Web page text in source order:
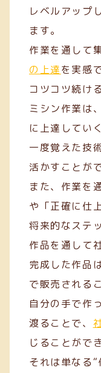
レベルアップ
ます。
作業を通して
の上達を実感
コツコツ続け
ミシン作業は
に上達してい
一度覚えた技
活かすことが
また、作業を
や「正確に仕
将来的なステ
作品を通して
完成した作品
で販売される
自分の手で作
渡ることで、
じることがで
それは単なる